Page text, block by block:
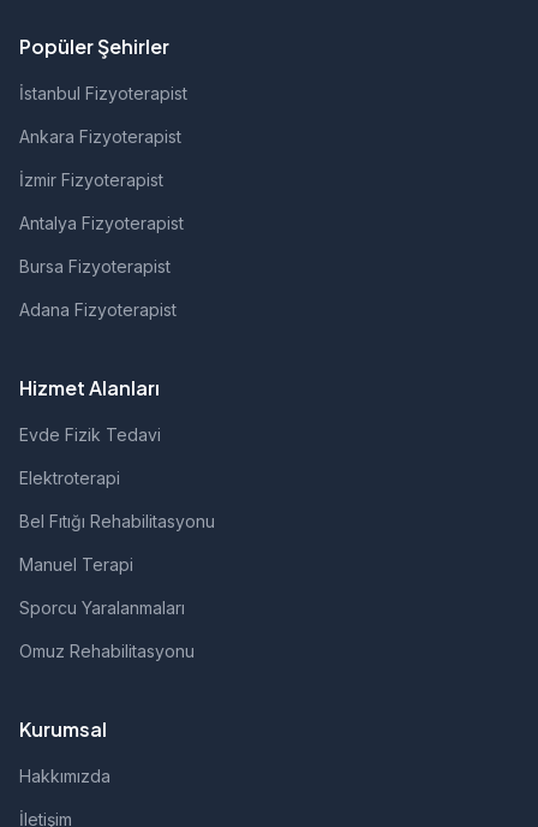
Popüler Şehirler
İstanbul Fizyoterapist
Ankara Fizyoterapist
İzmir Fizyoterapist
Antalya Fizyoterapist
Bursa Fizyoterapist
Adana Fizyoterapist
Hizmet Alanları
Evde Fizik Tedavi
Elektroterapi
Bel Fıtığı Rehabilitasyonu
Manuel Terapi
Sporcu Yaralanmaları
Omuz Rehabilitasyonu
Kurumsal
Hakkımızda
İletişim